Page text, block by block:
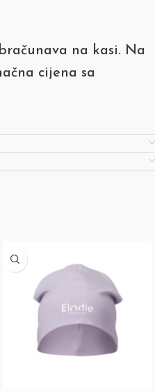
na kasi. Na
cijena sa